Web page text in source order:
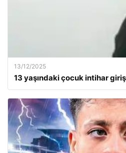
13/12/2025
13 yaşındaki çocuk intihar